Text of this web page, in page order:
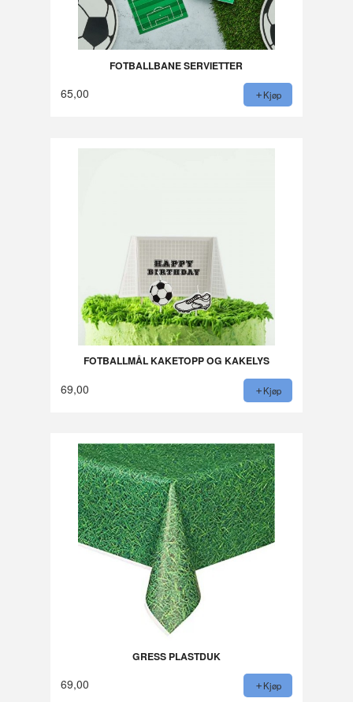
FOTBALLBANE SERVIETTER
65,00 Kjøp
FOTBALLMÅL KAKETOPP OG KAKELYS
69,00 Kjøp
GRESS PLASTDUK
69,00 Kjøp